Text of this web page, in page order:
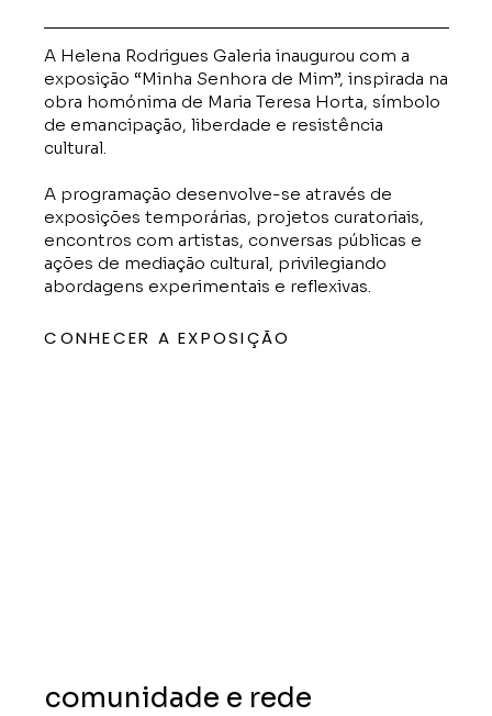
A Helena Rodrigues Galeria inaugurou com a
exposição“Minha Senhora de Mim”, inspirada na
obra homónima de Maria Teresa Horta, símbolo
de emancipação, liberdade e resistência
cultural.
A programação desenvolve-se através de
exposições temporárias, projetos curatoriais,
encontros com artistas, conversas públicas e
ações de mediação cultural, privilegiando
abordagens experimentais e reflexivas.
CONHECER A EXPOSIÇÃO
comunidade e rede